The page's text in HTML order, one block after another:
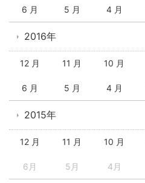
6 月 5 月 4 月
2016年
12 月 11 月 10 月
6 月 5 月 4 月
2015年
12 月 11 月 10 月
6月 5月 4月